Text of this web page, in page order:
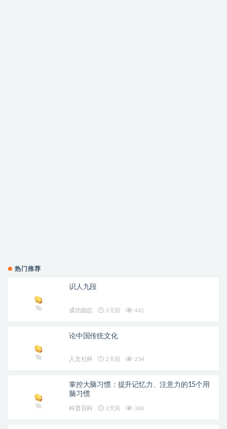
热门推荐
识人九段
成功励志 3天前 441
论中国传统文化
人文社科 2天前 254
掌控大脑习惯：提升记忆力、注意力的15个用
脑习惯
科普百科 3天前 306